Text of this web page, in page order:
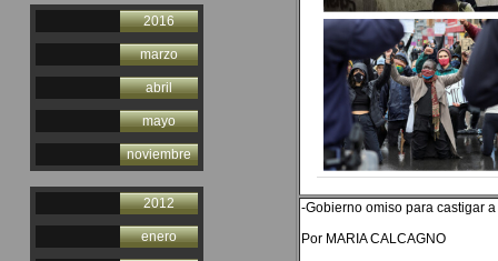
2016
marzo
abril
mayo
noviembre
2012
enero
-Gobierno omiso para castigar
Por MARIA CALCAGNO